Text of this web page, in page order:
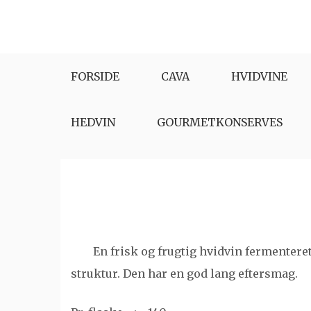
FORSIDE
CAVA HVIDVINE
HEDVIN GOURMETKONSERVES
En frisk og frugtig hvidvin
struktur. Den har en god lang eftersmag.